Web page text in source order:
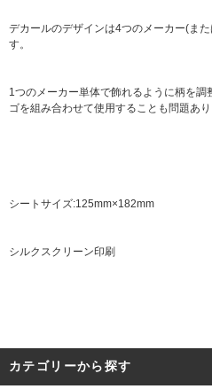
デカールのデザインは4つのメーカー(ま
す。
1つのメーカー単体で飾れるように柄を
ゴを組み合わせて使用することも問題あり
シートサイズ:125mm×182mm
シルクスクリーン印刷
カテゴリーから探す